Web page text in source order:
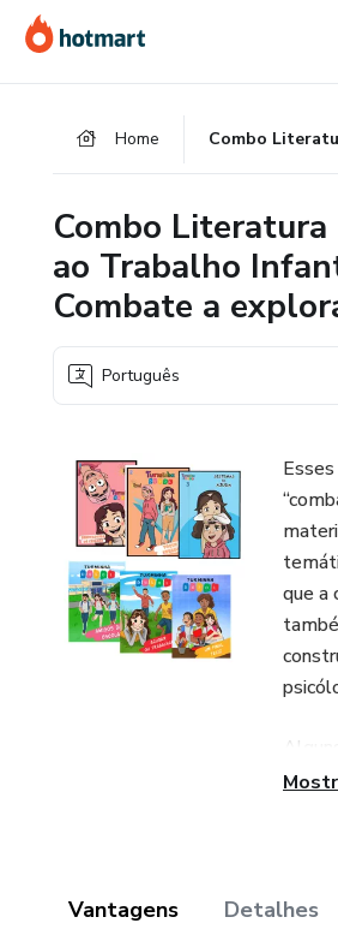
para
o
para
o
para
o
Home
Combo
ao Trabalho
Combate a
Português
que a
sem
Vantagens Detalhes